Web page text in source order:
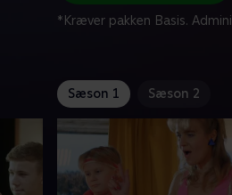
*Kræver pakken Basis.
Sæson 1 Sæson 2